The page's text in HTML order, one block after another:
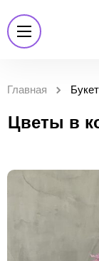
Главная
Цветы в